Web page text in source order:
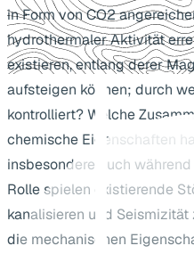
in Form von CO2
hydrothermaler Aktivität
existieren, entlang derer
aufsteigen können; durch
kontrolliert? Welche
chemische Eigenschaften
insbesondere auch
Rolle spielen existierende
kanalisieren und
die mechanischen